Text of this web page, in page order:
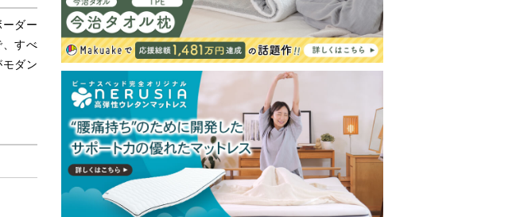
ダー
、すべ
ダン